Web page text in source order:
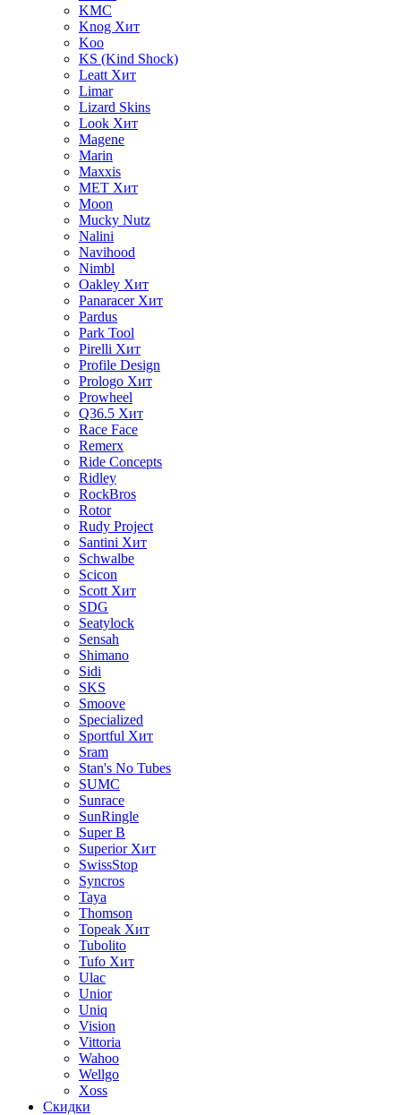
KMC
Knog Хит
Koo
KS (Kind Shock)
Leatt Хит
Limar
Lizard Skins
Look Хит
Magene
Marin
Maxxis
MET Хит
Moon
Mucky Nutz
Nalini
Navihood
Nimbl
Oakley Хит
Panaracer Хит
Pardus
Park Tool
Pirelli Хит
Profile Design
Prologo Хит
Prowheel
Q36.5 Хит
Race Face
Remerx
Ride Concepts
Ridley
RockBros
Rotor
Rudy Project
Santini Хит
Schwalbe
Scicon
Scott Хит
SDG
Seatylock
Sensah
Shimano
Sidi
SKS
Smoove
Specialized
Sportful Хит
Sram
Stan's No Tubes
SUMC
Sunrace
SunRingle
Super B
Superior Хит
SwissStop
Syncros
Taya
Thomson
Topeak Хит
Tubolito
Tufo Хит
Ulac
Unior
Uniq
Vision
Vittoria
Wahoo
Wellgo
Xoss
Скидки